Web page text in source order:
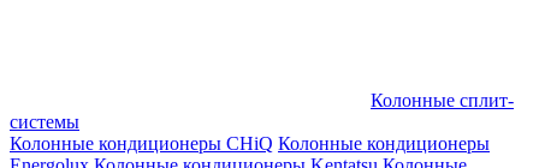
Колонные сплит-
системы
Колонные кондиционеры CHiQ Колонные кондиционеры